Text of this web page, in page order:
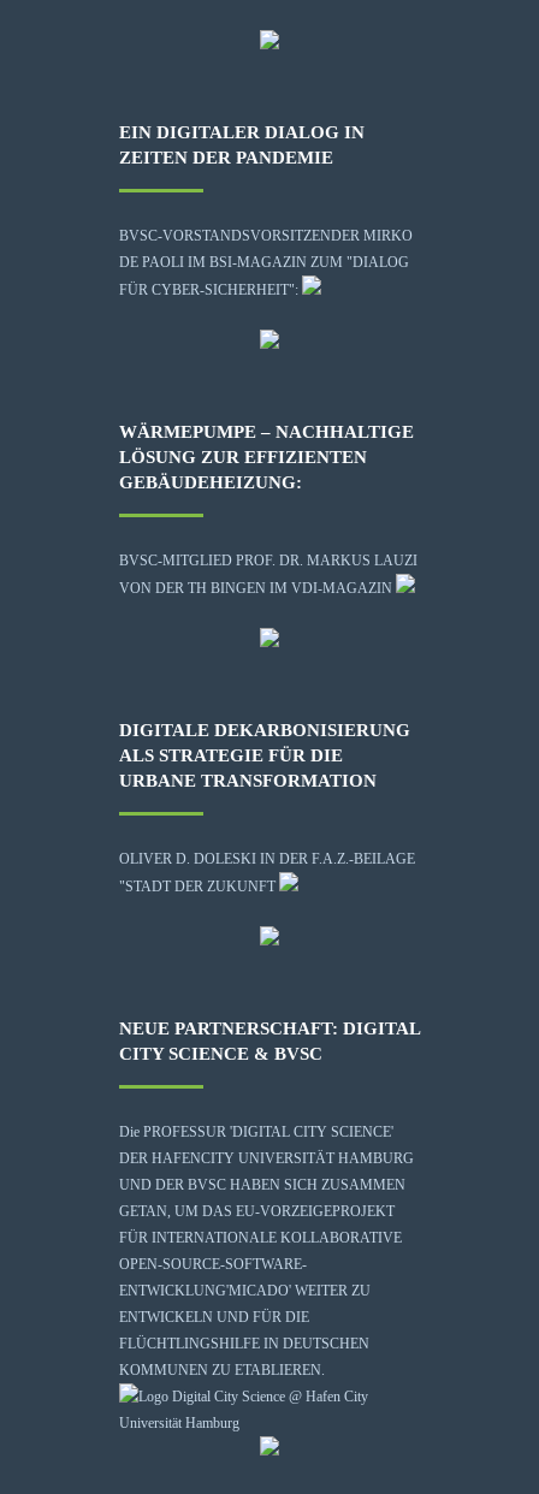
EIN DIGITALER DIALOG IN
ZEITEN DER PANDEMIE
BVSC-VORSTANDSVORSITZENDER MIRKO
DE PAOLI IM BSI-MAGAZIN ZUM "DIALOG
FÜR CYBER-SICHERHEIT":
WÄRMEPUMPE – NACHHALTIGE
LÖSUNG ZUR EFFIZIENTEN
GEBÄUDEHEIZUNG:
BVSC-MITGLIED PROF. DR. MARKUS LAUZI
VON DER TH BINGEN IM VDI-MAGAZIN
DIGITALE DEKARBONISIERUNG
ALS STRATEGIE FÜR DIE
URBANE TRANSFORMATION
OLIVER D. DOLESKI IN DER F.A.Z.-BEILAGE
"STADT DER ZUKUNFT
NEUE PARTNERSCHAFT: DIGITAL
CITY SCIENCE & BVSC
Die PROFESSUR 'DIGITAL CITY SCIENCE'
DER HAFENCITY UNIVERSITÄT HAMBURG
UND DER BVSC HABEN SICH ZUSAMMEN
GETAN, UM DAS EU-VORZEIGEPROJEKT
FÜR INTERNATIONALE KOLLABORATIVE
OPEN-SOURCE-SOFTWARE-
ENTWICKLUNG'MICADO' WEITER ZU
ENTWICKELN UND FÜR DIE
FLÜCHTLINGSHILFE IN DEUTSCHEN
KOMMUNEN ZU ETABLIEREN.